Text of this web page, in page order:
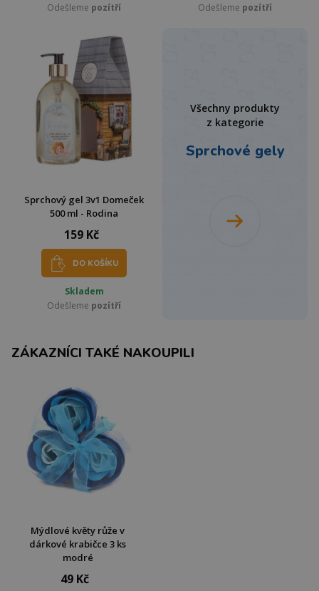
Odešleme pozítří
Odešleme pozítří
Sprchový gel 3v1 Domeček
500 ml - Rodina
159 Kč
DO KOŠÍKU
Skladem
Odešleme pozítří
Všechny produkty
z kategorie
Sprchové gely
ZÁKAZNÍCI TAKÉ NAKOUPILI
Mýdlové květy růže v
dárkové krabičce 3 ks
modré
49 Kč